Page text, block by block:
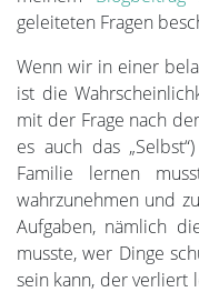
geleiteten Fragen
Wenn wir in einer
ist die
mit der Frage nach
es auch das
Familie lernen
wahrzunehmen und
Aufgaben, nämlich
musste, wer Dinge
sein kann, der verliert